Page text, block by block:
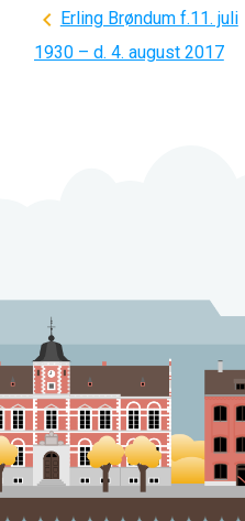
Indlægsnavigation
Erling Brøndum f.11. juli
1930 – d. 4. august 2017